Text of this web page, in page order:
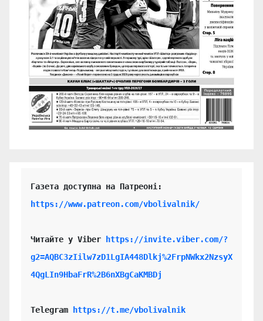
https://www.patreon.com/vbolivalnik/
Читайте у Viber
https://invite.viber.com/?
g2=AQBC3zIilw7zD1LgIA448Dlkj%2FrpNWkx2NzsyX
4QgLIn9HbaFrR%2B6nXBgCaKMBDj
Telegram https://t.me/vbolivalnik